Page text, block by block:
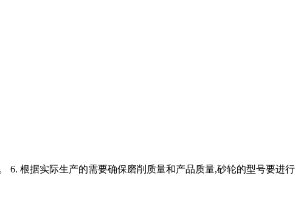
6. 根据实际生产的需要确保磨削质量和产品质量,砂轮的型号要进行